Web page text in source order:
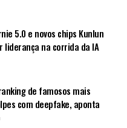
5.0 e novos chips Kunlun
liderança na corrida da IA
de famosos mais
com deepfake, aponta